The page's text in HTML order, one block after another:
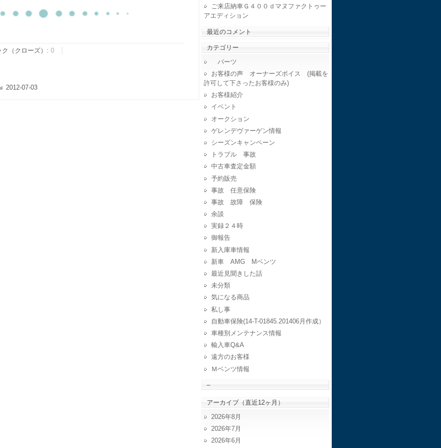
ク（クローズ）: 0
2012-07-03
ご来店納車Ｇ４００ｄマヌファクトゥー
アエディション
最近のコメント
カテゴリー
パーツ
お客様の声 オーナーズボイス (掲載を
許可して下さったお客様のみ)
お客様紹介
イベント
オークション
ゲレンデヴァーゲン情報
シーズンキャンペーン
トラブル 事故
中古車査定金額
予約販売
事故 任意保険
事故 故障 保険
余談
実録２４時
御報告
新入庫車情報
新車 AMG Mベンツ
最近見聞きした話
未分類
気になる商品
私し事
自動車保険(14-T-01845.201406月作成）
車種別メンテナンス情報
輸入車Q&A
遠方のお客様
Ｍベンツ情報
–
アーカイブ（直近12ヶ月）
2026年8月
2026年7月
2026年6月